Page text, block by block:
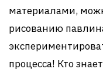
материалами,
рисованию
процесса! Кто